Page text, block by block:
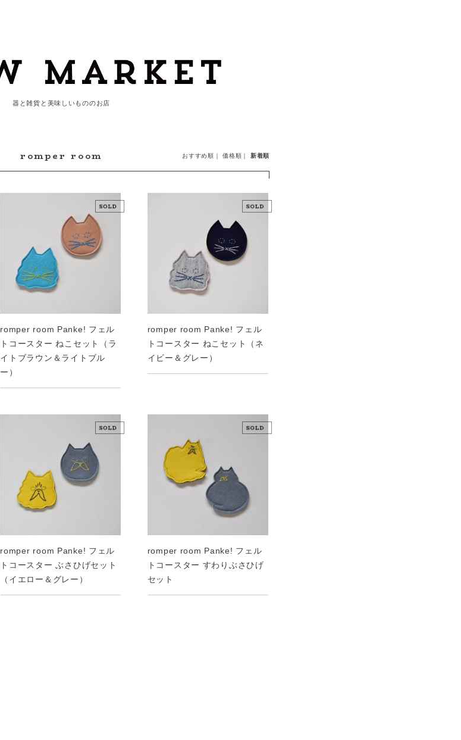
支払・配送について
会員登録
ログイン
お問い合わせ
ショップからのお知らせ
器と雑貨と美味しいもののお店
romper room おすすめ順 ｜価格順 ｜ 新着順
romper room Panke! フェル
トコースター ねこセット（ラ
イトブラウン＆ライトブル
ー）
romper room Panke! フェル
トコースター ねこセット（ネ
イビー＆グレー）
romper room Panke! フェル
トコースター ぶさひげセット
（イエロー＆グレー）
romper room Panke! フェル
トコースター すわりぶさひげ
セット